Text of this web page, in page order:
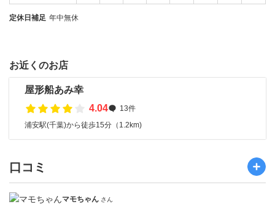
定休日補足 年中無休
お近くのお店
屋形船あみ幸
4.04
13件
浦安駅(千葉)から徒歩15分（1.2km)
口コミ
マモちゃん さん